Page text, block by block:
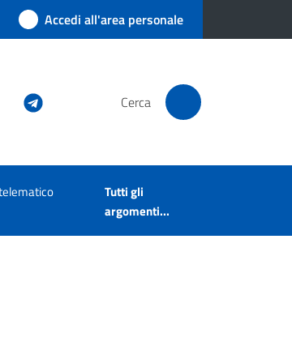
Accedi all'area personale
Cerca
Tutti gli
argomenti...